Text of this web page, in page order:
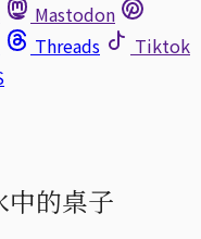
Mastodon
Threads
Tiktok
中的桌子